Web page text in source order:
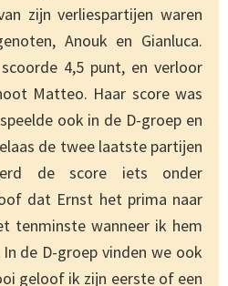
zijn verliespartijen waren
Anouk en Gianluca.
4,5 punt, en verloor
Matteo. Haar score was
speelde ook in de D-groep en
de twee laatste partijen
de score iets onder
dat Ernst het prima naar
tenminste wanneer ik hem
de D-groep vinden we ook
geloof ik zijn eerste of een